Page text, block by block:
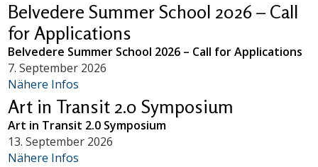
Belvedere Summer School 2026 – Call
for Applications
Belvedere Summer School 2026 – Call for Applications
7. September 2026
Nähere Infos
Art in Transit 2.0 Symposium
Art in Transit 2.0 Symposium
13. September 2026
Nähere Infos